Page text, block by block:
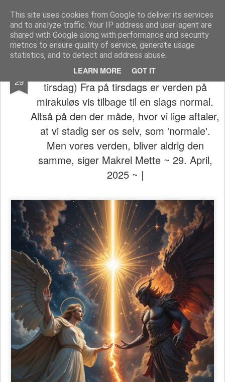
This site uses cookies from Google to deliver its services
and to analyze traffic. Your IP address and user-agent are
shared with Google along with performance and security
metrics to ensure quality of service, generate usage
statistics, and to detect and address abuse.
LEARN MORE GOT IT
The universe is eternal, infinite and vibrant, a conscious cosmos
Pages
29
👁️⃤𓂀🎶🥁(På tirsdag, på tirsdag, på
tirsdag) Fra på tirsdags er verden på
mirakuløs vis tilbage til en slags normal.
Altså på den der måde, hvor vi lige aftaler,
at vi stadig ser os selv, som 'normale'.
Men vores verden, bliver aldrig den
samme, siger Makrel Mette ~ 29. April,
2025 ~ |